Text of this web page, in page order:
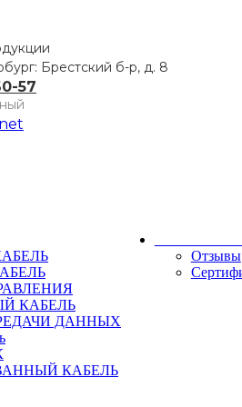
Брестский б-р, д. 8
57
КАБЕЛЬ
ДАННЫХ
КАБЕЛЬ
Отзывы